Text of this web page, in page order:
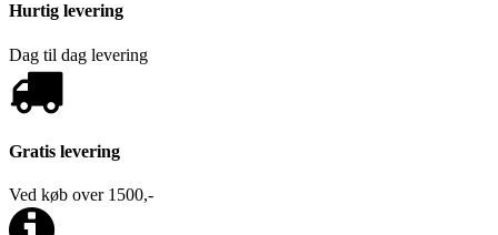
Hurtig levering
Dag til dag levering
Gratis levering
Ved køb over 1500,-